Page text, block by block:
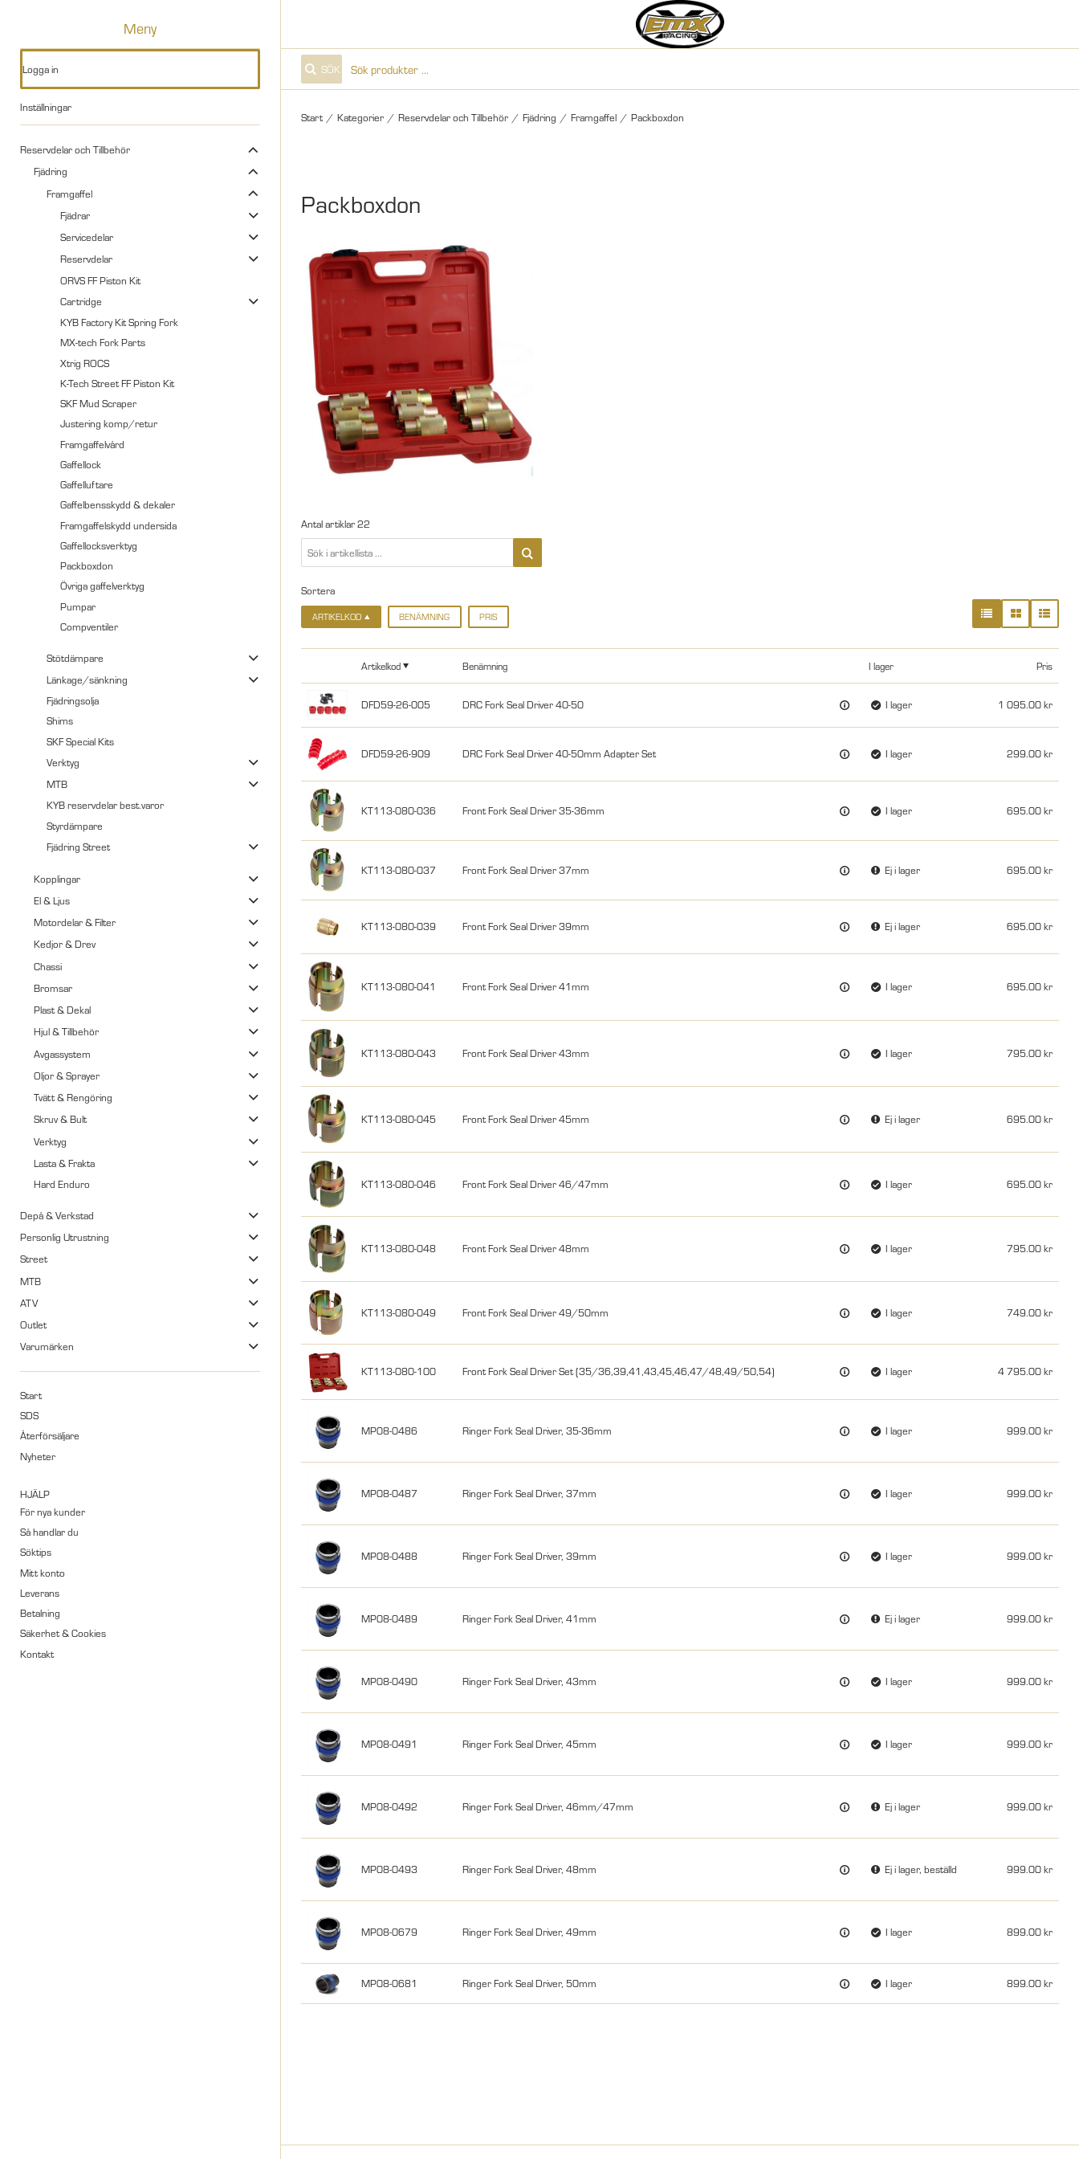
Meny
Logga in
Inställningar
Reservdelar och Tillbehör
Fjädring
Framgaffel
Fjädrar
Servicedelar
Reservdelar
ORVS FF Piston Kit
Cartridge
KYB Factory Kit Spring Fork
MX-tech Fork Parts
Xtrig ROCS
K-Tech Street FF Piston Kit
SKF Mud Scraper
Justering komp/retur
Framgaffelvård
Gaffellock
Gaffelluftare
Gaffelbensskydd & dekaler
Framgaffelskydd undersida
Gaffellocksverktyg
Packboxdon
Övriga gaffelverktyg
Pumpar
Compventiler
Stötdämpare
Länkage/sänkning
Fjädringsolja
Shims
SKF Special Kits
Verktyg
MTB
KYB reservdelar best.varor
Styrdämpare
Fjädring Street
Kopplingar
El & Ljus
Motordelar & Filter
Kedjor & Drev
Chassi
Bromsar
Plast & Dekal
Hjul & Tillbehör
Avgassystem
Oljor & Sprayer
Tvätt & Rengöring
Skruv & Bult
Verktyg
Lasta & Frakta
Hard Enduro
Depå & Verkstad
Personlig Utrustning
Street
MTB
ATV
Outlet
Varumärken
Start
SDS
Återförsäljare
Nyheter
HJÄLP
För nya kunder
Så handlar du
Söktips
Mitt konto
Leverans
Betalning
Säkerhet & Cookies
Kontakt
SÖK
Start / Kategorier / Reservdelar och Tillbehör / Fjädring / Framgaffel / Packboxdon
Packboxdon
Antal artiklar22
Sortera
ARTIKELKOD BENÄMNING PRIS
Artikelkod Benämning I lager Pris
DFD59-26-005 DRC Fork Seal Driver 40-50 I lager 1 095.00
DFD59-26-909 DRC Fork Seal Driver 40-50mm Adapter Set I lager 299.00
KT113-080-036 Front Fork Seal Driver 35-36mm I lager 695.00
KT113-080-037 Front Fork Seal Driver 37mm Ej i lager 695.00
KT113-080-039 Front Fork Seal Driver 39mm Ej i lager 695.00
KT113-080-041 Front Fork Seal Driver 41mm I lager 695.00
KT113-080-043 Front Fork Seal Driver 43mm I lager 795.00
KT113-080-045 Front Fork Seal Driver 45mm Ej i lager 695.00
KT113-080-046 Front Fork Seal Driver 46/47mm I lager 695.00
KT113-080-048 Front Fork Seal Driver 48mm I lager 795.00
KT113-080-049 Front Fork Seal Driver 49/50mm I lager 749.00
KT113-080-100 Front Fork Seal Driver Set (35/36,39,41,43,45,46,47/48,49/50,54) I lager 4 795.00
MP08-0486 Ringer Fork Seal Driver, 35-36mm I lager 999.00
MP08-0487 Ringer Fork Seal Driver, 37mm I lager 999.00
MP08-0488 Ringer Fork Seal Driver, 39mm I lager 999.00
MP08-0489 Ringer Fork Seal Driver, 41mm Ej i lager 999.00
MP08-0490 Ringer Fork Seal Driver, 43mm I lager 999.00
MP08-0491 Ringer Fork Seal Driver, 45mm I lager 999.00
MP08-0492 Ringer Fork Seal Driver, 46mm/47mm Ej i lager 999.00
MP08-0493 Ringer Fork Seal Driver, 48mm Ej i lager, beställd 999.00
MP08-0679 Ringer Fork Seal Driver, 49mm I lager 899.00
MP08-0681 Ringer Fork Seal Driver, 50mm I lager 899.00